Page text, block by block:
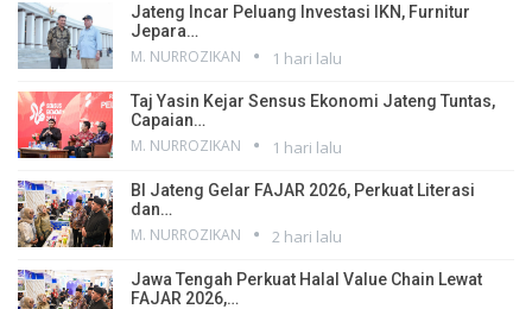
Jateng Incar Peluang Investasi IKN, Furnitur
Jepara…
M. NURROZIKAN 1 hari lalu
Taj Yasin Kejar Sensus Ekonomi Jateng Tuntas,
Capaian…
M. NURROZIKAN 1 hari lalu
BI Jateng Gelar FAJAR 2026, Perkuat Literasi
dan…
M. NURROZIKAN 2 hari lalu
Jawa Tengah Perkuat Halal Value Chain Lewat
FAJAR 2026,…